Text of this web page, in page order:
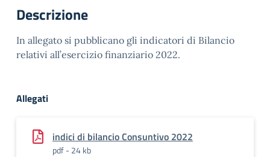
Descrizione
In allegato si pubblicano gli indicatori di Bilancio
relativi all’esercizio finanziario 2022.
Allegati
indici di bilancio Consuntivo 2022
pdf - 24 kb